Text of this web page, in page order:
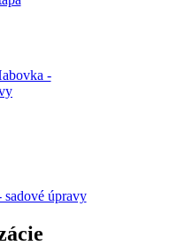
sadové úpravy